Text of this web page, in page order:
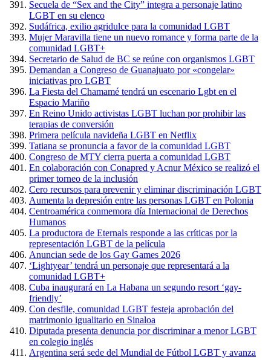
Secuela de “Sex and the City” integra a personaje latino
LGBT en su elenco
Sudáfrica, exilio agridulce para la comunidad LGBT
Mujer Maravilla tiene un nuevo romance y forma parte de la
comunidad LGBT+
Secretario de Salud de BC se reúne con organismos LGBT
Demandan a Congreso de Guanajuato por «congelar»
iniciativas pro LGBT
La Fiesta del Chamamé tendrá un escenario Lgbt en el
Espacio Mariño
En Reino Unido activistas LGBT luchan por prohibir las
terapias de conversión
Primera película navideña LGBT en Netflix
Tatiana se pronuncia a favor de la comunidad LGBT
Congreso de MTY cierra puerta a comunidad LGBT
En colaboración con Conapred y Acnur México se realizó el
primer torneo de la inclusión
Cero recursos para prevenir y eliminar discriminación LGBT
Aumenta la depresión entre las personas LGBT en Polonia
Centroamérica conmemora día Internacional de Derechos
Humanos
La productora de Eternals responde a las críticas por la
representación LGBT de la película
Anuncian sede de los Gay Games 2026
‘Lightyear’ tendrá un personaje que representará a la
comunidad LGBT+
Cuba inaugurará en La Habana un segundo resort ‘gay-
friendly’
Con desfile, comunidad LGBT festeja aprobación del
matrimonio igualitario en Sinaloa
Diputada presenta denuncia por discriminar a menor LGBT
en colegio inglés
Argentina será sede del Mundial de Fútbol LGBT y avanza